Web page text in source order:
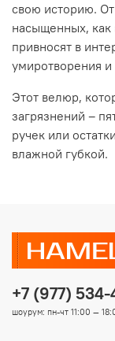
свою историю.
насыщенных, как
привносят в
умиротворения
Этот велюр,
загрязнений –
ручек или
влажной губкой.
+7 (977)
шоурум: пн-чт 11:00 —